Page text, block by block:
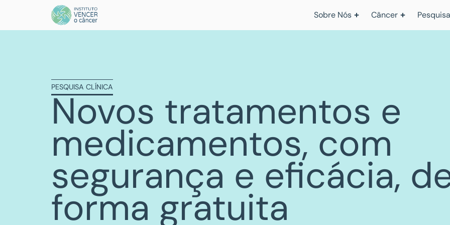
Sobre Nós Câncer
PESQUISA CLÍNICA
Novos tratamentos e
medicamentos, com
segurança e eficácia,
forma gratuita